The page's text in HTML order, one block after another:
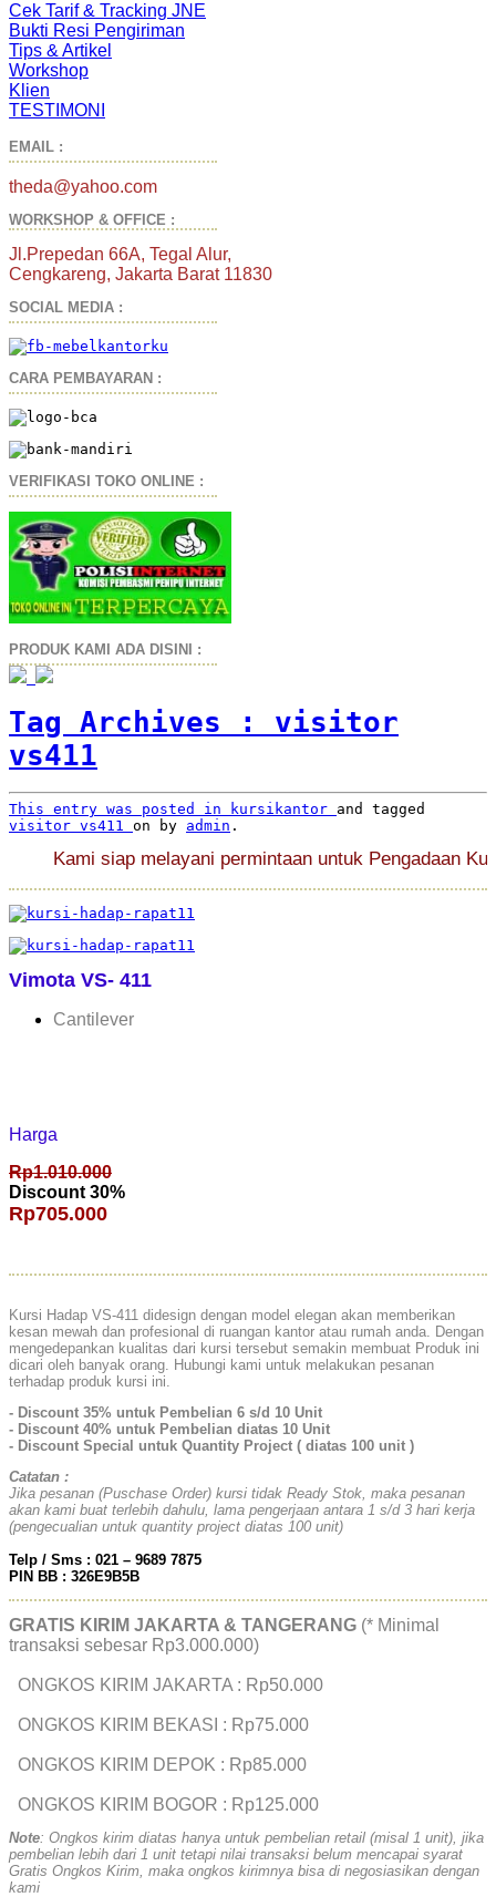
Cek Tarif & Tracking JNE
Bukti Resi Pengiriman
Tips & Artikel
Workshop
Klien
TESTIMONI
EMAIL :
theda@yahoo.com
WORKSHOP & OFFICE :
Jl.Prepedan 66A, Tegal Alur,
Cengkareng, Jakarta Barat 11830
SOCIAL MEDIA :
CARA PEMBAYARAN :
VERIFIKASI TOKO ONLINE :
PRODUK KAMI ADA DISINI :
Tag Archives : visitor
vs411
This entry was posted in kursikantor and tagged
visitor vs411 on by admin .
Kami siap melayani permintaan untuk Pengadaan
Vimota VS- 411
Cantilever
Harga
Rp1.010.000
Discount 30%
Rp705.000
Kursi Hadap VS-411 didesign dengan model elegan akan memberikan
kesan mewah dan profesional di ruangan kantor atau rumah anda. Dengan
mengedepankan kualitas dari kursi tersebut semakin membuat Produk ini
dicari oleh banyak orang. Hubungi kami untuk melakukan pesanan
terhadap produk kursi ini.
- Discount 35% untuk Pembelian 6 s/d 10 Unit
- Discount 40% untuk Pembelian diatas 10 Unit
- Discount Special untuk Quantity Project ( diatas 100 unit )
Catatan :
Jika pesanan (Puschase Order) kursi tidak Ready Stok, maka pesanan
akan kami buat terlebih dahulu, lama pengerjaan antara 1 s/d 3 hari kerja
(pengecualian untuk quantity project diatas 100 unit)
Telp / Sms : 021 – 9689 7875
PIN BB : 326E9B5B
GRATIS KIRIM JAKARTA & TANGERANG (* Minimal
transaksi sebesar Rp3.000.000)
ONGKOS KIRIM JAKARTA : Rp50.000
ONGKOS KIRIM BEKASI : Rp75.000
ONGKOS KIRIM DEPOK : Rp85.000
ONGKOS KIRIM BOGOR : Rp125.000
Note: Ongkos kirim diatas hanya untuk pembelian retail (misal 1 unit), jika
pembelian lebih dari 1 unit tetapi nilai transaksi belum mencapai syarat
Gratis Ongkos Kirim, maka ongkos kirimnya bisa di negosiasikan dengan
kami